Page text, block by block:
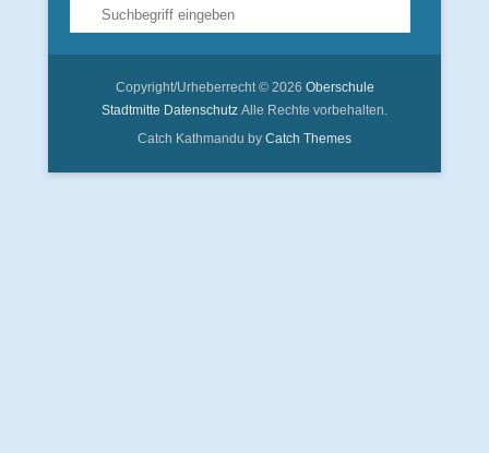
Suche
Copyright/Urheberrecht © 2026 Oberschule
Stadtmitte Datenschutz Alle Rechte vorbehalten.
Catch Kathmandu by Catch Themes